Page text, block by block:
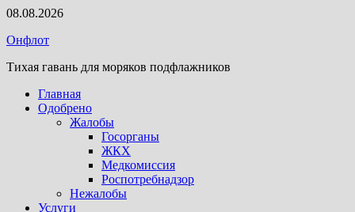
Перейти
содержимому
08.08.2026
Онфлот
Тихая гавань для моряков подфлажников
Главная
Одобрено
Жалобы
Госорганы
ЖКХ
Медкомиссия
Роспотребнадзор
Нежалобы
Услуги